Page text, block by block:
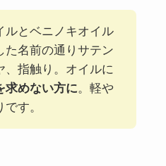
ルとベニノキオイル
た名前の通りサテン
、指触り。オイルに
求めない方に。軽や
す。